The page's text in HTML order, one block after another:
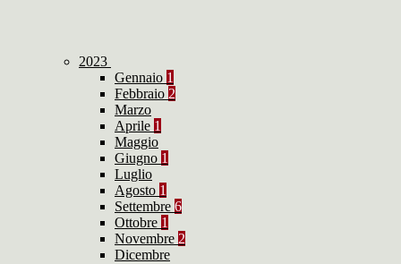
2023
Gennaio 1
Febbraio 2
Marzo
Aprile 1
Maggio
Giugno 1
Luglio
Agosto 1
Settembre 6
Ottobre 1
Novembre 2
Dicembre